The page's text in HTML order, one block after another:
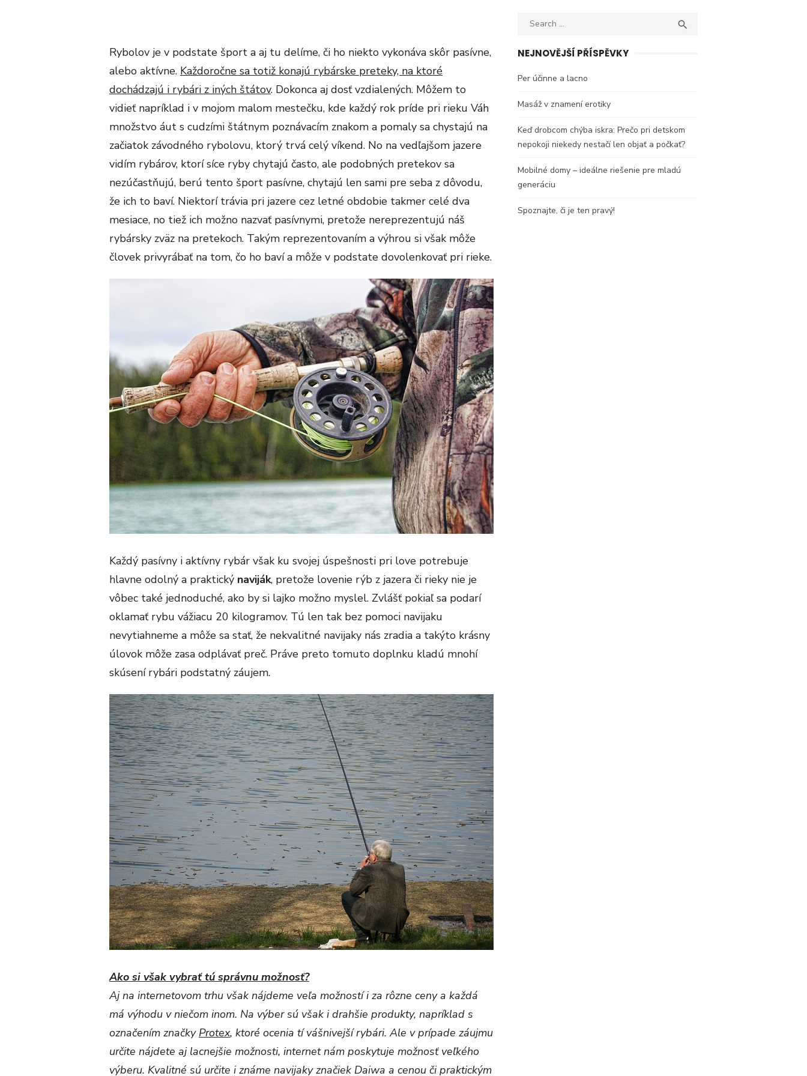
Rybolov je v podstate šport a aj tu delíme, či ho niekto vykonáva skôr pasívne,
alebo aktívne. Každoročne sa totiž konajú rybárske preteky, na ktoré
dochádzajú i rybári z iných štátov. Dokonca aj dosť vzdialených. Môžem to
vidieť napríklad i v mojom malom mestečku, kde každý rok príde pri rieku Váh
množstvo áut s cudzími štátnym poznávacím znakom a pomaly sa chystajú na
začiatok závodného rybolovu, ktorý trvá celý víkend. No na vedľajšom jazere
vidím rybárov, ktorí síce ryby chytajú často, ale podobných pretekov sa
nezúčastňujú, berú tento šport pasívne, chytajú len sami pre seba z dôvodu,
že ich to baví. Niektorí trávia pri jazere cez letné obdobie takmer celé dva
mesiace, no tiež ich možno nazvať pasívnymi, pretože nereprezentujú náš
rybársky zväz na pretekoch. Takým reprezentovaním a výhrou si však môže
človek privyrábať na tom, čo ho baví a môže v podstate dovolenkovať pri rieke.
Každý pasívny i aktívny rybár však ku svojej úspešnosti pri love potrebuje
hlavne odolný a praktický naviják, pretože lovenie rýb z jazera či rieky nie je
vôbec také jednoduché, ako by si lajko možno myslel. Zvlášť pokiaľ sa podarí
oklamať rybu vážiacu 20 kilogramov. Tú len tak bez pomoci navijaku
nevytiahneme a môže sa stať, že nekvalitné navijaky nás zradia a takýto krásny
úlovok môže zasa odplávať preč. Práve preto tomuto doplnku kladú mnohí
skúsení rybári podstatný záujem.
Ako si však vybrať tú správnu možnosť?
Aj na internetovom trhu však nájdeme veľa možností i za rôzne ceny a každá
má výhodu v niečom inom. Na výber sú však i drahšie produkty, napríklad s
označením značky Protex, ktoré ocenia tí vášnivejší rybári. Ale v prípade záujmu
určite nájdete aj lacnejšie možnosti, internet nám poskytuje možnosť veľkého
výberu. Kvalitné sú určite i známe navijaky značiek Daiwa a cenou či praktickým
Search

NEJNOVĚJŠÍ PŘÍSPĚVKY
Per účinne a lacno
Masáž v znamení erotiky
Keď drobcom chýba iskra: Prečo pri detskom
nepokoji niekedy nestačí len objať a počkať?
Mobilné domy – ideálne riešenie pre mladú
generáciu
Spoznajte, či je ten pravý!